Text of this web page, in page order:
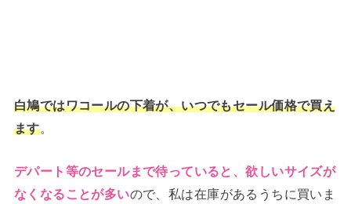
白鳩ではワコールの下着が、いつでもセール価格で買え
ます。
デパート等のセールまで待っていると、欲しいサイズが
なくなることが多いので、私は在庫があるうちに買いま